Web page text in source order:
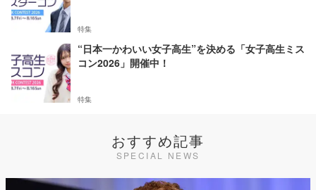
特集
“日本一かわいい女子高生”を決める「女子高生ミス
コン2026」開催中！
特集
おすすめ記事
SPECIAL NEWS